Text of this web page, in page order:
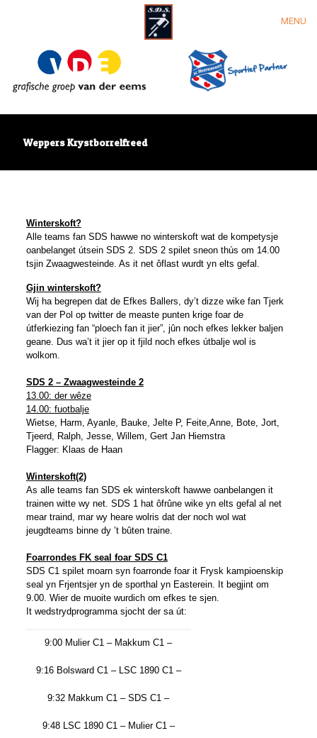
MENU
Weppers Krystborrelfreed
Winterskoft?
Alle teams fan SDS hawwe no winterskoft wat de kompetysje
oanbelanget útsein SDS 2. SDS 2 spilet sneon thús om 14.00
tsjin Zwaagwesteinde. As it net ôflast wurdt yn elts gefal.
Gjin winterskoft?
Wij ha begrepen dat de Efkes Ballers, dy’t dizze wike fan Tjerk
van der Pol op twitter de measte punten krige foar de
útferkiezing fan “ploech fan it jier”, jûn noch efkes lekker baljen
geane. Dus wa’t it jier op it fjild noch efkes útbalje wol is
wolkom.
SDS 2 – Zwaagwesteinde 2
13.00: der wêze
14.00: fuotbalje
Wietse, Harm, Ayanle, Bauke, Jelte P, Feite,Anne, Bote, Jort,
Tjeerd, Ralph, Jesse, Willem, Gert Jan Hiemstra
Flagger: Klaas de Haanle,
Winterskoft(2)
As alle teams fan SDS ek winterskoft hawwe oanbelangen it
trainen witte wy net. SDS 1 hat ôfrûne wike yn elts gefal al net
mear traind, mar wy heare wolris dat der noch wol wat
jeugdteams binne dy ’t bûten traine.
Foarrondes FK seal foar SDS C1
SDS C1 spilet moarn syn foarronde foar it Frysk kampioenskip
seal yn Frjentsjer yn de sporthal yn Easterein. It begjint om
9.00. Wier de muoite wurdich om efkes te sjen.
It wedstrydprogramma sjocht der sa út:
9:00 Mulier C1 – Makkum C1 –
9:16 Bolsward C1 – LSC 1890 C1 –
9:32 Makkum C1 – SDS C1 –
9:48 LSC 1890 C1 – Mulier C1 –